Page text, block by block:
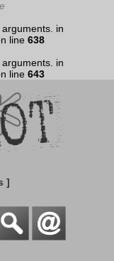
in
line 638
in
line 643
]